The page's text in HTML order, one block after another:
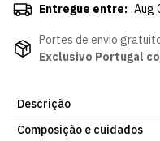
Entregue entre: Aug
Portes de envio
Exclusivo Portugal
Descrição
Calções de Treino Winter
Composição e cuidados